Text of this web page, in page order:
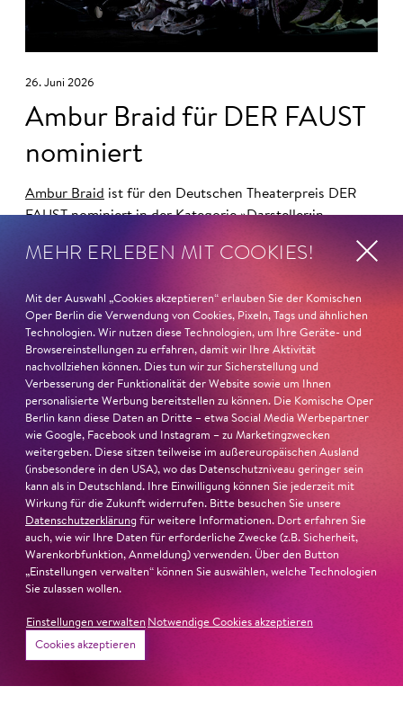
26. Juni 2026
Ambur Braid für DER FAUST
nominiert
Ambur Braid ist für den Deutschen Theaterpreis DER
FAUST nominiert in der Kategorie »Darsteller:in
Katerina Lwowna Ismailowa in Barrie KoskysLady
Publikum in ihren Bann, fordere zum Miterleben und
Mitleiden heraus – niemand im Saal bliebe teilnahmslos
zurück, lobt die Jury Ambur Braids stimmliche Wucht
und ihre starke Bühnenpräsenz:
»In dem überwältigenden Farbenreichtum ihres Spiels
sind Auflehnung und Verletzlichkeit ebenso nachfühlbar
wie die verzweifelte Einsamkeit ihrer Figur.«Jury-
Begründung
MEHR ERLEBEN MIT COOKIES!
Mit der Auswahl „Cookies akzeptieren“ erlauben Sie der Komischen
Oper Berlin die Verwendung von Cookies, Pixeln, Tags und ähnlichen
Technologien. Wir nutzen diese Technologien, um Ihre Geräte- und
Browsereinstellungen zu erfahren, damit wir Ihre Aktivität
nachvollziehen können. Dies tun wir zur Sicherstellung und
Verbesserung der Funktionalität der Website sowie um Ihnen
personalisierte Werbung bereitstellen zu können. Die Komische Oper
Berlin kann diese Daten an Dritte – etwa Social Media Werbepartner
wie Google, Facebook und Instagram – zu Marketingzwecken
weitergeben. Diese sitzen teilweise im außereuropäischen Ausland
(insbesondere in den USA), wo das Datenschutzniveau geringer sein
kann als in Deutschland. Ihre Einwilligung können Sie jederzeit mit
Wirkung für die Zukunft widerrufen. Bitte besuchen Sie unsere
Datenschutzerklärung für weitere Informationen. Dort erfahren Sie
auch, wie wir Ihre Daten für erforderliche Zwecke (z.B. Sicherheit,
Warenkorbfunktion, Anmeldung) verwenden. Über den Button
„Einstellungen verwalten“ können Sie auswählen, welche Technologien
Sie zulassen wollen.
Einstellungen verwalten Notwendige Cookies akzeptieren
Cookies akzeptieren